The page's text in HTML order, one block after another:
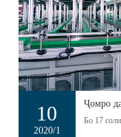
10
2020/1
Ҷомро
Бо 17